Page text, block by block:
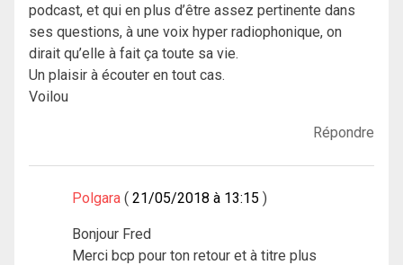
podcast, et qui en plus d’être assez pertinente dans
ses questions, à une voix hyper radiophonique, on
dirait qu’elle à fait ça toute sa vie.
Un plaisir à écouter en tout cas.
Voilou
Répondre
Polgara 21/05/2018 à 13:15
Bonjour Fred
Merci bcp pour ton retour et à titre plus